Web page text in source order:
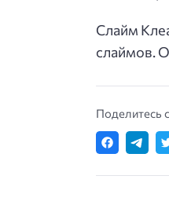
Слайм
слаймов.
Поделитесь